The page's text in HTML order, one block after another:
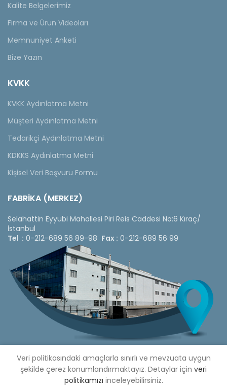
Kalite Belgelerimiz
Firma ve Ürün Videoları
Memnuniyet Anketi
Bize Yazın
KVKK
KVKK Aydınlatma Metni
Müşteri Aydınlatma Metni
Tedarikçi Aydınlatma Metni
KDKKS Aydınlatma Metni
Kişisel Veri Başvuru Formu
FABRİKA (MERKEZ)
Selahattin Eyyubi Mahallesi Piri Reis Caddesi No:6 Kıraç/
İstanbul
Tel : 0-212-689 56 89-98 Fax : 0-212-689 56 99
Copyright © 2020 Çetinkaya Pano |Çetinkaya Pano Fiyat
Veri politikasındaki amaçlarla sınırlı ve mevzuata uygun
şekilde çerez konumlandırmaktayız. Detaylar için veri
politikamızı inceleyebilirsiniz.